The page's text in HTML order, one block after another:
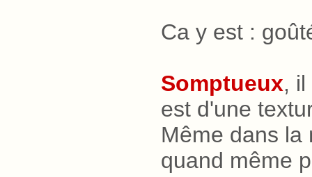
Ca y est :
Somptueux,
est d'une
Même dans la
quand même